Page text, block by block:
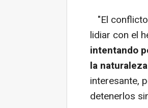
"El
lidiar con el
intentando
la
interesante,
detenerlos